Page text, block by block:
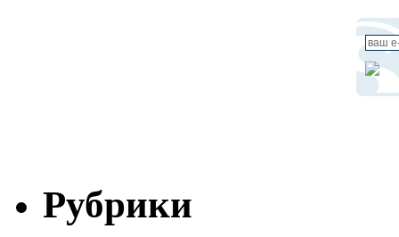
Рубрики